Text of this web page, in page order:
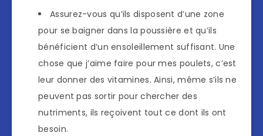
Assurez-vous qu’ils disposent d’une zone
pour se baigner dans la poussière et qu’ils
bénéficient d’un ensoleillement suffisant. Une
chose que j’aime faire pour mes poulets, c’est
leur donner des vitamines. Ainsi, même s’ils ne
peuvent pas sortir pour chercher des
nutriments, ils reçoivent tout ce dont ils ont
besoin.